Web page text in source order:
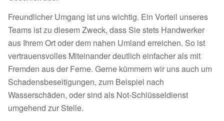
Freundlicher Umgang ist uns wichtig. Ein Vorteil unseres
Teams ist zu diesem Zweck, dass Sie stets Handwerker
aus Ihrem Ort oder dem nahen Umland erreichen. So ist
vertrauensvolles Miteinander deutlich einfacher als mit
Fremden aus der Ferne. Gerne kümmern wir uns auch um
Schadensbeseitigungen, zum Beispiel nach
Wasserschäden, oder sind als Not-Schlüsseldienst
umgehend zur Stelle.